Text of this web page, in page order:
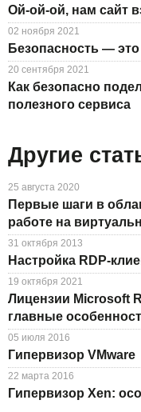
Ой-ой-ой, нам сайт
02 ноября 2021
Безопасность — это
20 сентября 2021
Как безопасно
полезного сервиса
Другие
25 августа 2020
Первые шаги в
работе на
31 октября 2013
Настройка RDP-
19 октября 2021
Лицензии Microsoft
главные
05 июля 2016
Гипервизор VMware
22 марта 2016
Гипервизор Xen: